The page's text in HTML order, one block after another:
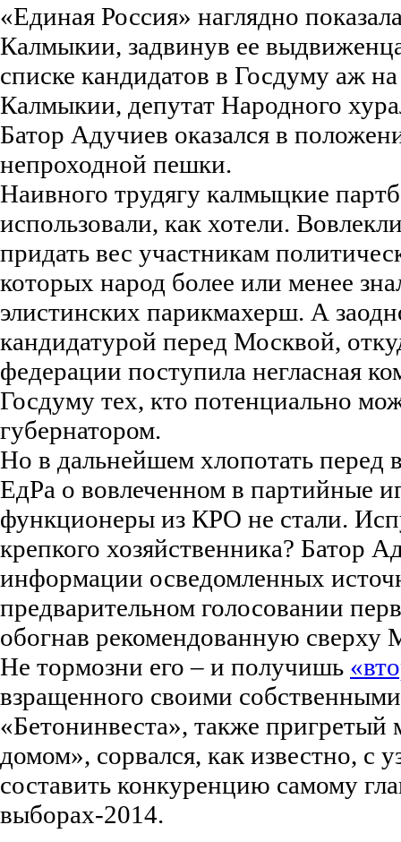
«Единая Россия» наглядно
Калмыкии, задвинув ее
списке кандидатов в Госдуму аж
Калмыкии, депутат Народного
Батор Адучиев оказался в
непроходной пешки.
Наивного трудягу калмыцкие
использовали, как хотели.
придать вес участникам
которых народ более или менее
элистинских парикмахерш. А
кандидатурой перед Москвой,
федерации поступила негласная
Госдуму тех, кто потенциально
губернатором.
Но в дальнейшем хлопотать перед
ЕдРа о вовлеченном в партийные
функционеры из КРО не стали.
крепкого хозяйственника? Батор
информации осведомленных
предварительном голосовании
обогнав рекомендованную
Не тормозни его – и получишь
взращенного своими
«Бетонинвеста», также
домом», сорвался, как известно, с
составить конкуренцию самому
выборах-2014.